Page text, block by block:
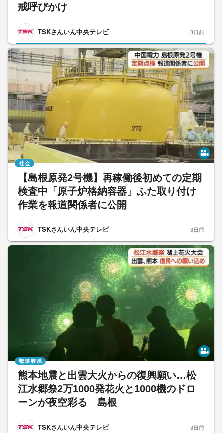
戒呼びかけ
TSKさんいん中央テレビ 3日前
【島根原発2号機】再稼働後初めての定期
検査中「原子炉格納容器」ふた取り付け
作業を報道関係者に公開
TSKさんいん中央テレビ
社会
3日前
熊本地震と出雲大火からの復興願い…松
江水郷祭2万1000発花火と1000機のドロ
ーンが夜空彩る 島根
TSKさんいん中央テレビ
都道府県
3日前